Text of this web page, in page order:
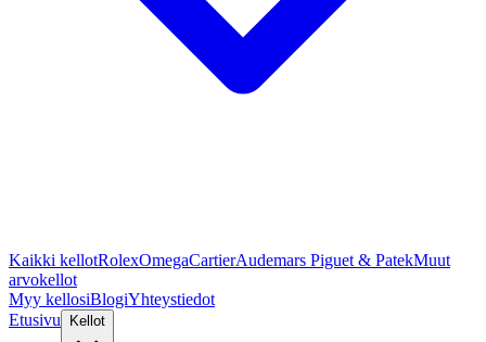
Kaikki kellotRolexOmegaCartierAudemars Piguet & PatekMuut
arvokellot
Myy kellosiBlogiYhteystiedot
Etusivu
Kellot